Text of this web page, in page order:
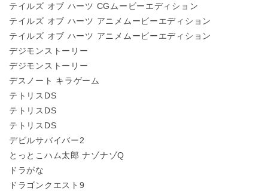
テイルズ オブ ハーツ CGムービーエディション
テイルズ オブ ハーツ アニメムービーエディション
テイルズ オブ ハーツ アニメムービーエディション
デジモンストーリー
デジモンストーリー
デスノート キラゲーム
テトリスDS
テトリスDS
テトリスDS
デビルサバイバー2
とっとこハム太郎 ナゾナゾQ
ドラがな
ドラゴンクエスト9